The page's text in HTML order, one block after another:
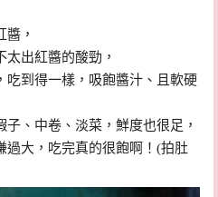
，
出紅醬的酸勁，
吃到得一樣，吸飽醬汁、且軟硬
、中卷、淡菜，鮮度也很足，
過大，吃完真的很飽啊！(拍肚